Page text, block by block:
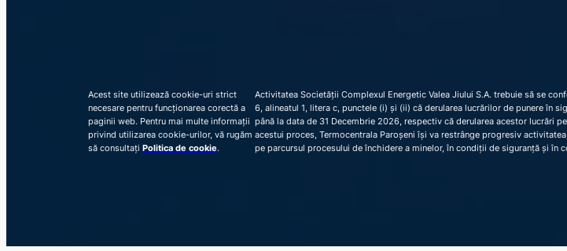
Acest site utilizează cookie-uri strict
necesare pentru funcționarea corectă a
paginii web. Pentru mai multe informații
privind utilizarea cookie-urilor, vă rugăm
să consultați Politica de cookie.
Activitatea Societății Complexul Energetic Valea Jiului S.A. trebuie să se
6, alineatul 1, litera c, punctele (i) și (ii) că derularea lucrărilor de punere în
până la data de 31 Decembrie 2026, respectiv că derularea acestor lucrări
acestui proces, Termocentrala Paroșeni își va restrânge progresiv
pe parcursul procesului de închidere a minelor, în condiții de siguranță și în